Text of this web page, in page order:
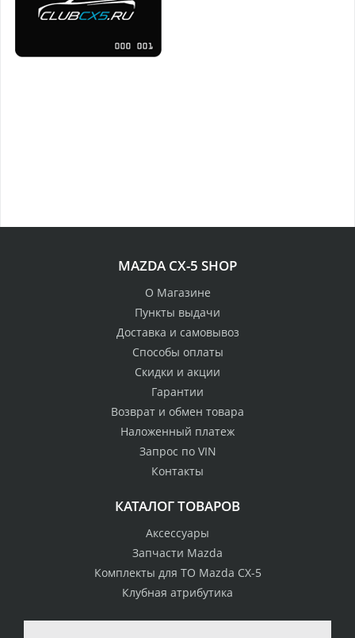
стоимости
Гарантия качества
MAZDA CX-5 SHOP
О Магазине
Пункты выдачи
Доставка и самовывоз
Способы оплаты
Скидки и акции
Гарантии
Возврат и обмен товара
Наложенный платеж
Запрос по VIN
Контакты
КАТАЛОГ ТОВАРОВ
Аксессуары
Запчасти Mazda
Комплекты для ТО Mazda CX-5
Клубная атрибутика